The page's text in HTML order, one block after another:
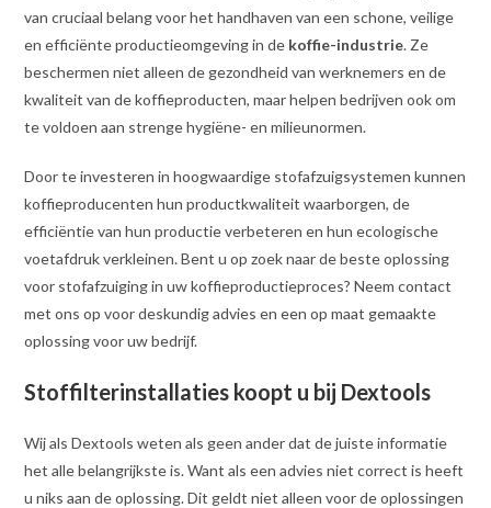
van cruciaal belang voor het handhaven van een schone, veilige
en efficiënte productieomgeving in de koffie-industrie. Ze
beschermen niet alleen de gezondheid van werknemers en de
kwaliteit van de koffieproducten, maar helpen bedrijven ook om
te voldoen aan strenge hygiëne- en milieunormen.
Door te investeren in hoogwaardige stofafzuigsystemen kunnen
koffieproducenten hun productkwaliteit waarborgen, de
efficiëntie van hun productie verbeteren en hun ecologische
voetafdruk verkleinen. Bent u op zoek naar de beste oplossing
voor stofafzuiging in uw koffieproductieproces? Neem contact
met ons op voor deskundig advies en een op maat gemaakte
oplossing voor uw bedrijf.
Stoffilterinstallaties koopt u bij Dextools
Wij als Dextools weten als geen ander dat de juiste informatie
het alle belangrijkste is. Want als een advies niet correct is heeft
u niks aan de oplossing. Dit geldt niet alleen voor de oplossingen